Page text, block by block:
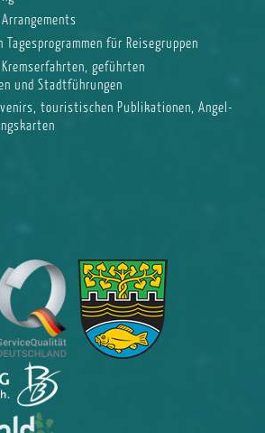
Tagesprogrammen für Reisegruppen
geführten
und Stadtführungen
touristischen Publikationen, Angel-